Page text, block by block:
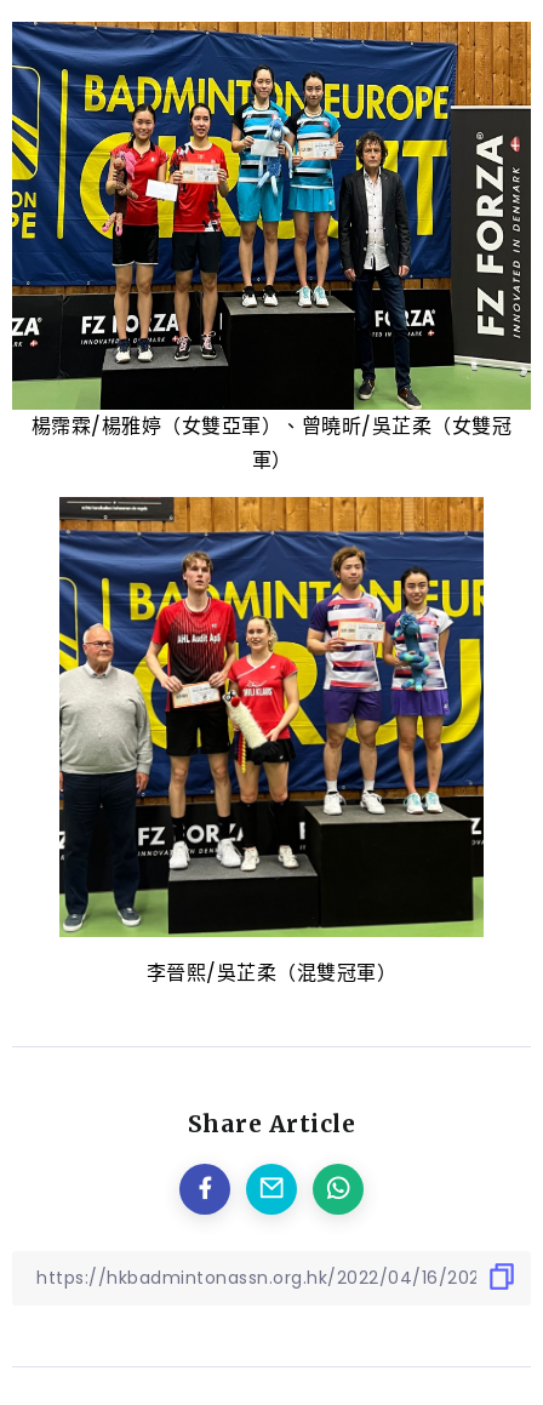
楊霈霖/楊雅婷（女雙亞軍）、曾曉昕/吳芷柔（女雙冠
軍）
李晉熙/吳芷柔（混雙冠軍）
Share Article